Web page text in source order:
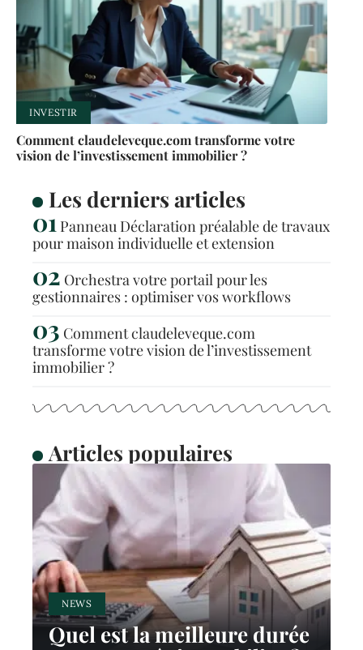
INVESTIR
Comment claudeleveque.com transforme votre
vision de l’investissement immobilier ?
Les derniers articles
Panneau Déclaration préalable de travaux
pour maison individuelle et extension
Orchestra votre portail pour les
gestionnaires : optimiser vos workflows
Comment claudeleveque.com
transforme votre vision de l’investissement
immobilier ?
Articles populaires
NEWS
Quel est la meilleure durée